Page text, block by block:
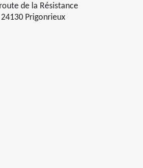
de la Résistance
24130 Prigonrieux